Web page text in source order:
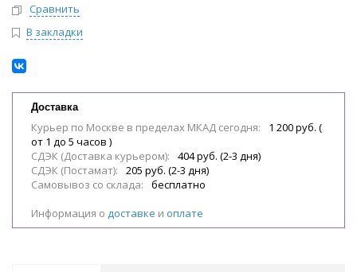
Сравнить
В закладки
Доставка
Курьер по Москве в пределах МКАД сегодня:
1 200 руб. (
от 1 до 5 часов )
СДЭК (Доставка курьером):
404 руб. (2-3 дня)
СДЭК (Постамат):
205 руб. (2-3 дня)
Самовывоз со склада:
бесплатно
Информация о доставке и оплате